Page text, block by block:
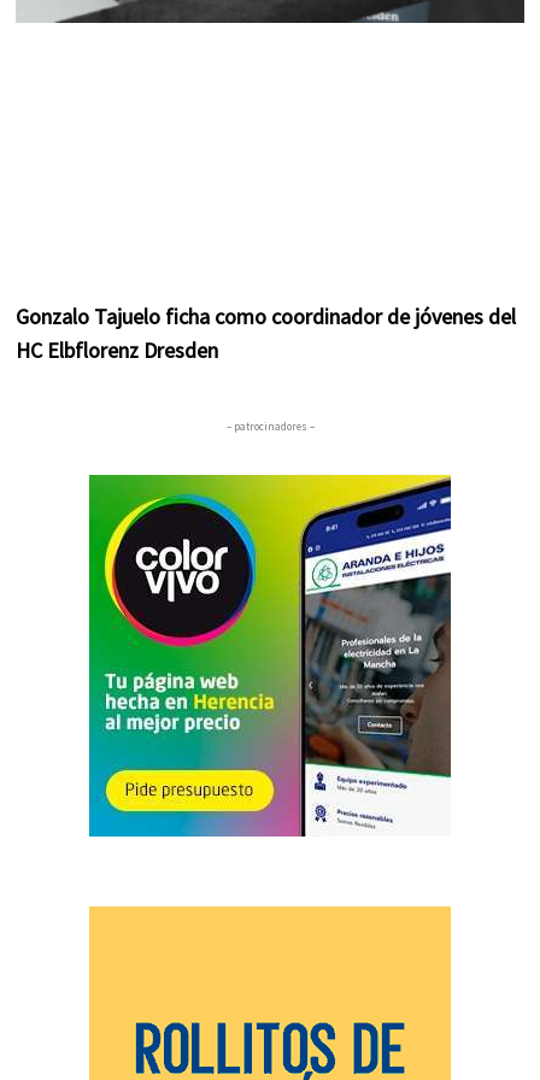
Gonzalo Tajuelo ficha como coordinador de jóvenes del
HC Elbflorenz Dresden
– patrocinadores –